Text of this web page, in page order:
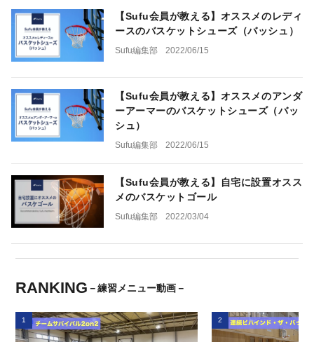
【Sufu会員が教える】オススメのレディ
ースのバスケットシューズ（バッシュ）
Sufu編集部 2022/06/15
【Sufu会員が教える】オススメのアンダ
ーアーマーのバスケットシューズ（バッ
シュ）
Sufu編集部 2022/06/15
【Sufu会員が教える】自宅に設置オスス
メのバスケットゴール
Sufu編集部 2022/03/04
RANKING －練習メニュー動画－
1 2